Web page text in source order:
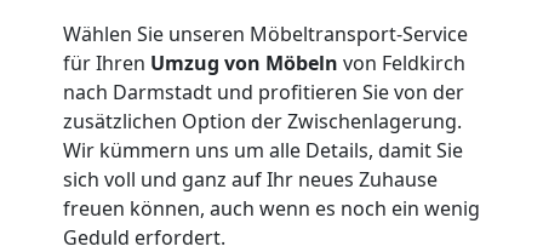
Wählen Sie unseren Möbeltransport-Service
für Ihren Umzug von Möbeln von Feldkirch
nach Darmstadt und profitieren Sie von der
zusätzlichen Option der Zwischenlagerung.
Wir kümmern uns um alle Details, damit Sie
sich voll und ganz auf Ihr neues Zuhause
freuen können, auch wenn es noch ein wenig
Geduld erfordert.